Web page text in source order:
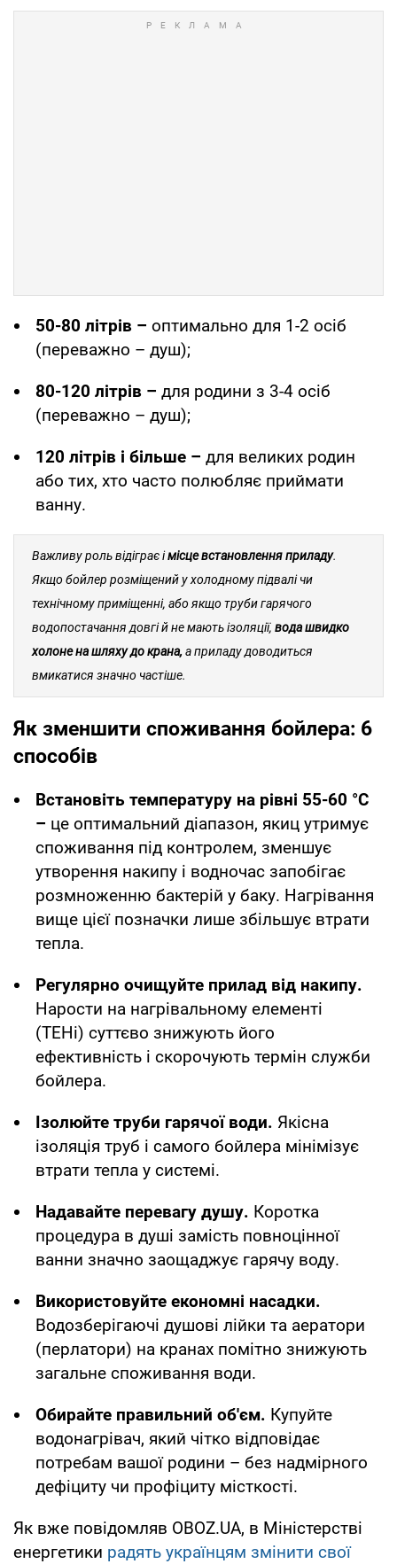
50-80 літрів – оптимально для 1-2 осіб
(переважно – душ);
80-120 літрів – для родини з 3-4 осіб
(переважно – душ);
120 літрів і більше – для великих родин
або тих, хто часто полюбляє приймати
ванну.
Важливу роль відіграє імісце встановлення приладу.
Якщо бойлер розміщений у холодному підвалі чи
технічному приміщенні, або якщо труби гарячого
водопостачання довгі й не мають ізоляції, вода швидко
холоне на шляху до крана,а приладу доводиться
вмикатися значно частіше.
Як зменшити споживання бойлера: 6
способів
Встановіть температуру на рівні 55-60 °C
– це оптимальний діапазон, якиц утримує
споживання під контролем, зменшує
утворення накипу і водночас запобігає
розмноженню бактерій у баку. Нагрівання
вище цієї позначки лише збільшує втрати
тепла.
Регулярно очищуйте прилад від накипу.
Нарости на нагрівальному елементі
(ТЕНі) суттєво знижують його
ефективність і скорочують термін служби
бойлера.
Ізолюйте труби гарячої води. Якісна
ізоляція труб і самого бойлера мінімізує
втрати тепла у системі.
Надавайте перевагу душу. Коротка
процедура в душі замість повноцінної
ванни значно заощаджує гарячу воду.
Використовуйте економні насадки.
Водозберігаючі душові лійки та аератори
(перлатори) на кранах помітно знижують
загальне споживання води.
Обирайте правильний об'єм. Купуйте
водонагрівач, який чітко відповідає
потребам вашої родини – без надмірного
дефіциту чи профіциту місткості.
Як вже повідомляв OBOZ.UA, в Міністерстві
енергетики радять українцям змінити свої